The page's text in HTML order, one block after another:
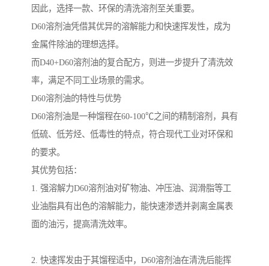
因此，选择一款、环保的清洗溶剂至关重要。
D60溶剂油凭借其优异的溶解能力和快速挥发性，成为
金属件除油的理想选择。
而D40+D60溶剂油的复合配方，则进一步提升了清洗效
率，满足不同工业场景的需求。
D60溶剂油的特性与优势
D60溶剂油是一种馏程在60-100℃之间的精制溶剂，具有
低硫、低芳烃、低毒性的特点，符合现代工业对环保和
的要求。
其优势包括：
1. 强溶解力D60溶剂油对矿物油、冲压油、润滑脂等工
业油脂具有出色的溶解能力，能快速渗透并剥离金属表
面的油污，提高清洗效率。
2. 快速挥发由于其馏程适中，D60溶剂油在清洗后能挥